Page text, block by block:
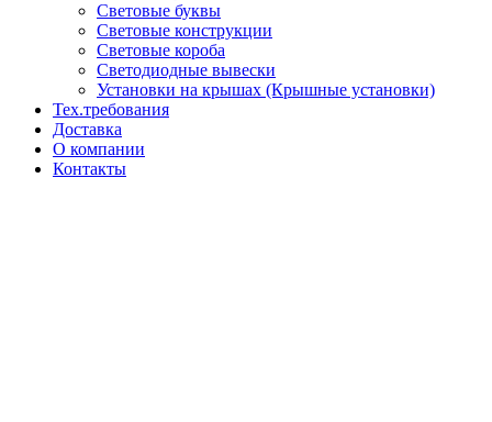
Световые буквы
Световые конструкции
Световые короба
Светодиодные вывески
Установки на крышах (Крышные установки)
Тех.требования
Доставка
О компании
Контакты